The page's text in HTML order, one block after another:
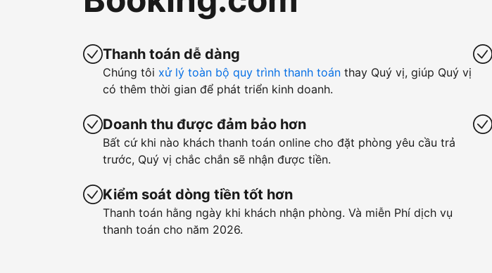
Thanh toán dễ dàng
Chúng tôi xử lý toàn bộ quy trình thanh toán thay Quý vị, giúp Quý vị
có thêm thời gian để phát triển kinh doanh.
Doanh thu được đảm bảo hơn
Bất cứ khi nào khách thanh toán online cho đặt phòng yêu cầu trả
trước, Quý vị chắc chắn sẽ nhận được tiền.
Kiểm soát dòng tiền tốt hơn
Thanh toán hằng ngày khi khách nhận phòng. Và miễn Phí dịch vụ
thanh toán cho năm 2026.